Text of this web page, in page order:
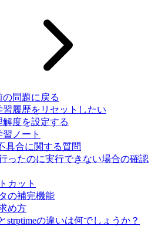
の問題に戻る
習履歴をリセットしたい
解度を設定する
習ノート
具合に関する質問
ったのに実行できない場合の確認
カット
の補完機能
め方
strptimeの違いは何でしょうか？